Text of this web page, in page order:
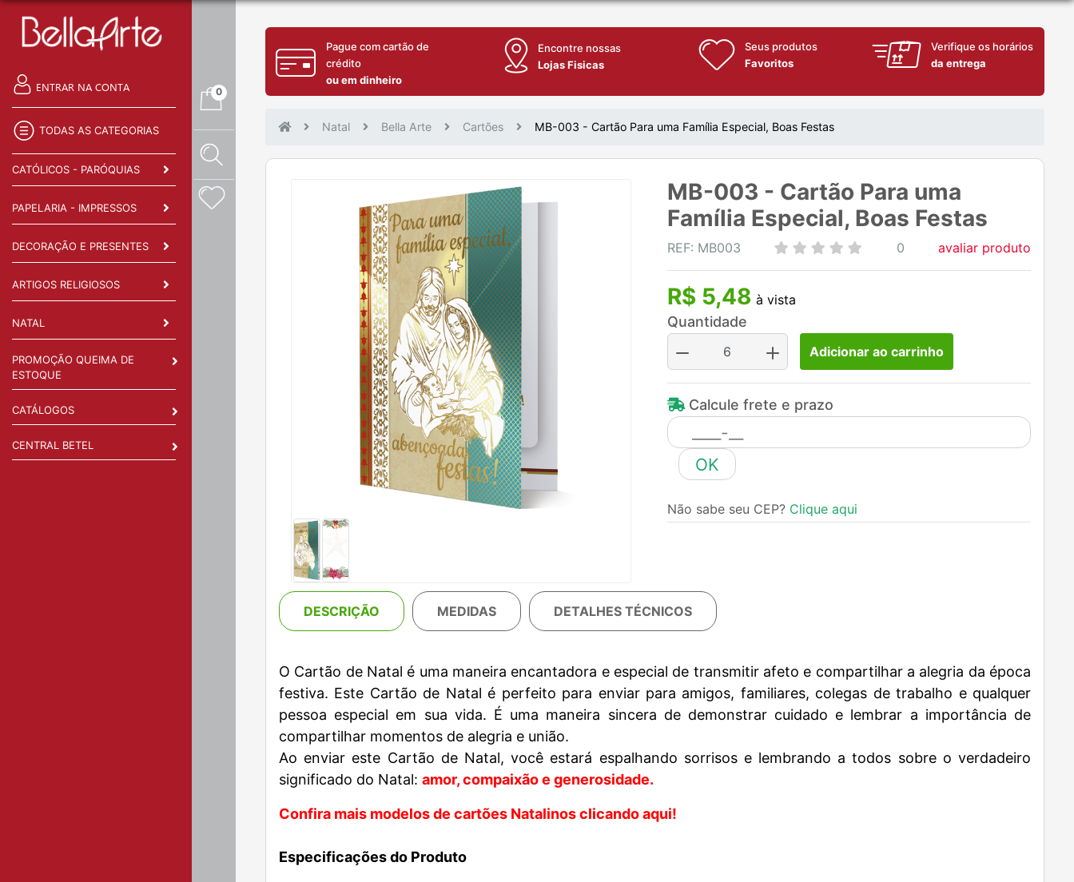
ENTRAR NA CONTA
TODAS AS CATEGORIAS
CATÓLICOS - PARÓQUIAS
PAPELARIA - IMPRESSOS
DECORAÇÃO E PRESENTES
ARTIGOS RELIGIOSOS
NATAL
PROMOÇÃO QUEIMA DE
ESTOQUE
CATÁLOGOS
CENTRAL BETEL
0
Pague com cartão de
crédito
ou em dinheiro
Encontre nossas
Lojas Fisicas
Seus produtos
Favoritos
Verifique os horários
da entrega
Natal Bella Arte Cartões MB-003 - Cartão Para uma Família Especial, Boas Festas
MB-003 - Cartão Para uma
Família Especial, Boas Festas
REF: MB003 0 avaliar produto
R$ 5,48 à vista
Quantidade
Adicionar ao carrinho
Calcule frete e prazo
OK
Não sabe seu CEP? Clique aqui
DESCRIÇÃO MEDIDAS DETALHES TÉCNICOS
O Cartão de Natal é uma maneira encantadora e especial de transmitir afeto e compartilhar a alegria da época
festiva. Este Cartão de Natal é perfeito para enviar para amigos, familiares, colegas de trabalho e qualquer
pessoa especial em sua vida. É uma maneira sincera de demonstrar cuidado e lembrar a importância de
compartilhar momentos de alegria e união.
Ao enviar este Cartão de Natal, você estará espalhando sorrisos e lembrando a todos sobre o verdadeiro
significado do Natal: amor, compaixão e generosidade.
Confira mais modelos de cartões Natalinos clicando aqui!
Especificações do Produto